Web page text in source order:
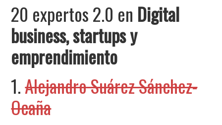
20 expertos 2.0 en Digital
business, startups y
emprendimiento
1.Alejandro Suárez Sánchez-
Ocaña